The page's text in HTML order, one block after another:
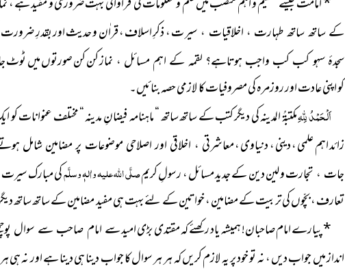
کے ساتھ ساتھ طہارت ، اخلاقیات ، سیر ت ، ذکرِ اسلاف ، قراٰن و حدیث اور بقدرِ ضرورت
سجدۂ سہو کب کب واجب ہوتاہے؟ لقمہ کے اہم مسائل ، نماز کن کن صورتوں میں ٹوٹ
کو اپنی عادت اور روزمرہ کی مصروفیات کا لازمی حصہ بنائیں۔
اَلْحَمْدُ لِلہِمکتبۃُ المدینہ کی دیگر کتب کے ساتھ ساتھ “ ماہنامہ
زائد اہم علمی ، دینی ، دنیاوی ،معاشرتی ، اخلاقی اور اصلاحی موضوعات پر مضامین شامل
جات ، تجارتو لین دین کے جدید مسائل ، رسولِ کریمصلَّی اللہ علیہ واٰلہٖ وسلَّمکی مبارک سیرت
تعارف ، بچّوں کی تربیت کے مضامین ، خواتین کے لئے بہت ہی مفید مضامین کے ساتھ ساتھ
*پیارے امام صاحبان! ہمیشہ یاد رکھئے کہ مقتدی بڑی امیدسے امام صاحب سے سوال
انداز میں جواب دیں ، نہ تو خود پر یہ لازم کریں کہ ہر ہر سوال کا جواب دینا ہی دینا ہے اور نہ